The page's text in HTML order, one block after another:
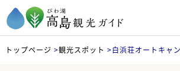
トップページ >観光スポット >白浜荘オートキャ